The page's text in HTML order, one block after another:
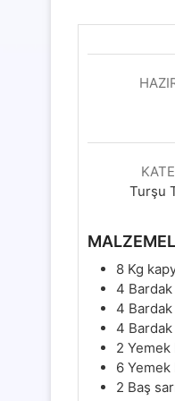
Turşu
8 Kg
4
4
4
2 Yemek
6 Yemek
2 Baş